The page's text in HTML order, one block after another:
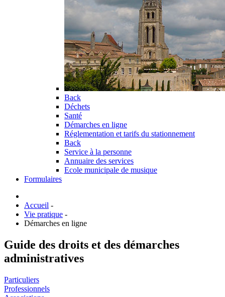
Back
Déchets
Santé
Démarches en ligne
Réglementation et tarifs du stationnement
Back
Service à la personne
Annuaire des services
Ecole municipale de musique
Formulaires
Accueil -
Vie pratique -
Démarches en ligne
Guide des droits et des démarches
administratives
Particuliers
Professionnels